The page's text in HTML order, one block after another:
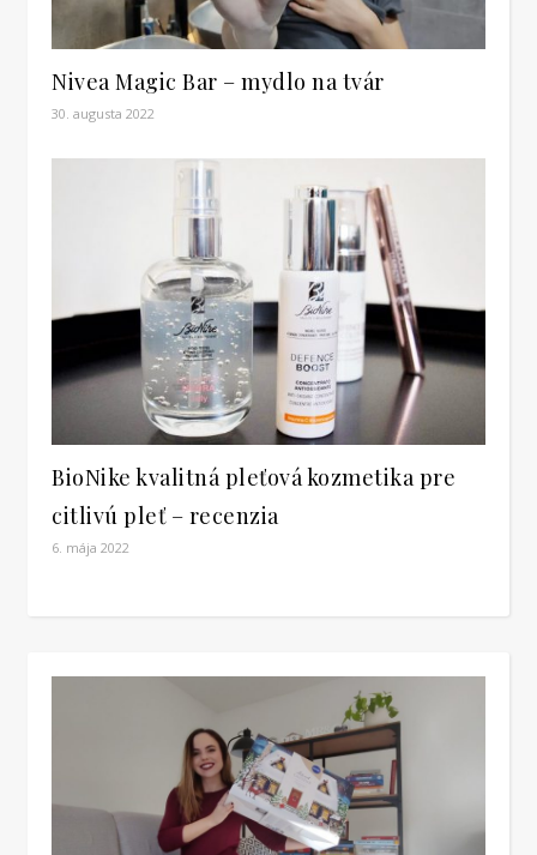
Nivea Magic Bar – mydlo na tvár
30. augusta 2022
BioNike kvalitná pleťová kozmetika pre
citlivú pleť – recenzia
6. mája 2022